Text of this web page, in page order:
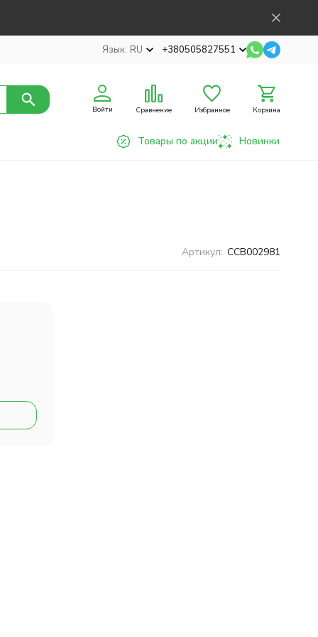
Язык: RU +380505827551
Войти Сравнение Избранное Корзина
Товары по акции Новинки
Артикул: CCB002981